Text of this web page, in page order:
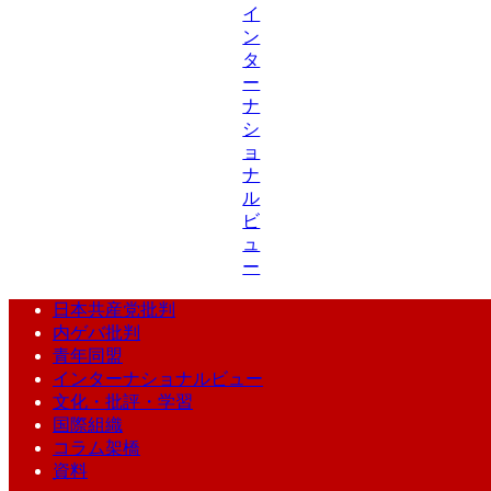
イ
ン
タ
ー
ナ
シ
ョ
ナ
ル
ビ
ュ
ー
日本共産党批判
内ゲバ批判
青年同盟
インターナショナルビュー
文化・批評・学習
国際組織
コラム架橋
資料